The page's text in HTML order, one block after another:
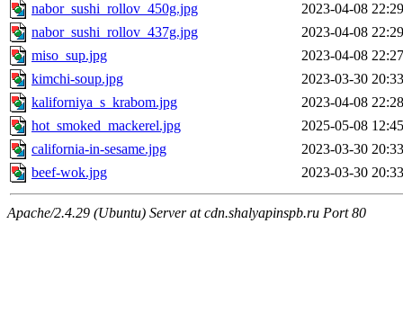
nabor_sushi_rollov_450g.jpg
2023-04-08 22:29
nabor_sushi_rollov_437g.jpg
2023-04-08 22:29
miso_sup.jpg
2023-04-08 22:27
kimchi-soup.jpg
2023-03-30 20:33
kaliforniya_s_krabom.jpg
2023-04-08 22:28
hot_smoked_mackerel.jpg
2025-05-08 12:45
california-in-sesame.jpg
2023-03-30 20:33
beef-wok.jpg
2023-03-30 20:33
Apache/2.4.29 (Ubuntu) Server at cdn.shalyapinspb.ru Port 80